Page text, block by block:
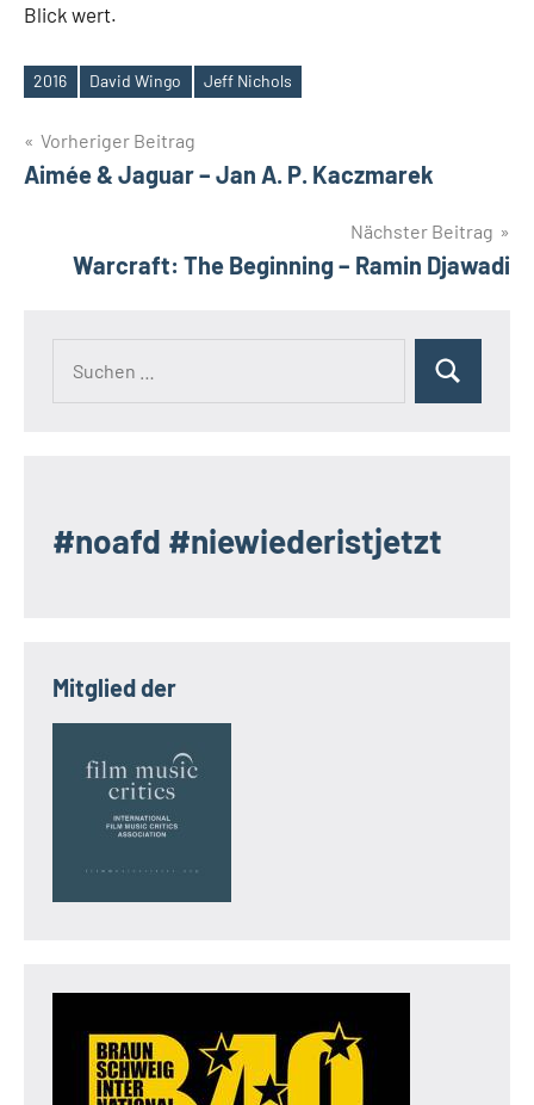
Blick wert.
Schlagwörter
2016 David Wingo Jeff Nichols
Beitragsnavigation
Vorheriger Beitrag
Aimée & Jaguar – Jan A. P. Kaczmarek
Nächster Beitrag
Warcraft: The Beginning – Ramin Djawadi
Suchen
#noafd #niewiederistjetzt
Mitglied der